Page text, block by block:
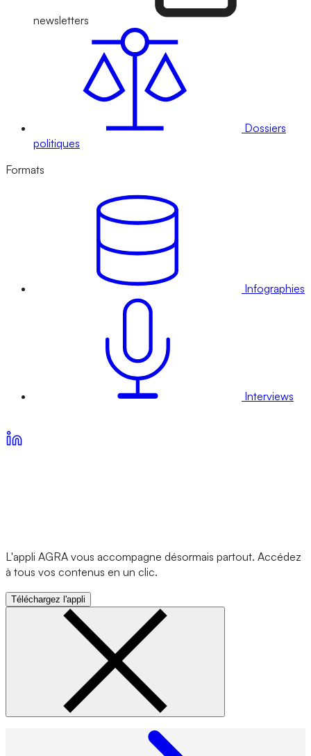
newsletters
Dossiers
politiques
Formats
Infographies
Interviews
L'appli AGRA vous accompagne désormais partout. Accédez
à tous vos contenus en un clic.
Téléchargez l'appli